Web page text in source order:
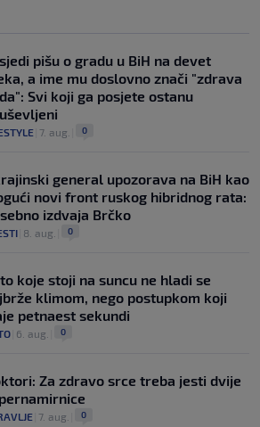
pišu o gradu u BiH na devet
a ime mu doslovno znači "zdrava
Svi koji ga posjete ostanu
7. aug. 0
general upozorava na BiH kao
novi front ruskog hibridnog rata:
izdvaja Brčko
8. aug. 0
koje stoji na suncu ne hladi se
klimom, nego postupkom koji
petnaest sekundi
6. aug. 0
Za zdravo srce treba jesti dvije
7. aug. 0